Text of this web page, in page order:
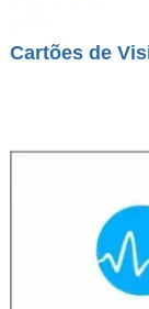
Cartões de